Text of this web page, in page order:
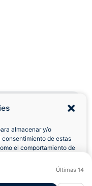
almacenar y/o
de estas
el comportamiento de
a ciertasÚltimas 14
7 Días